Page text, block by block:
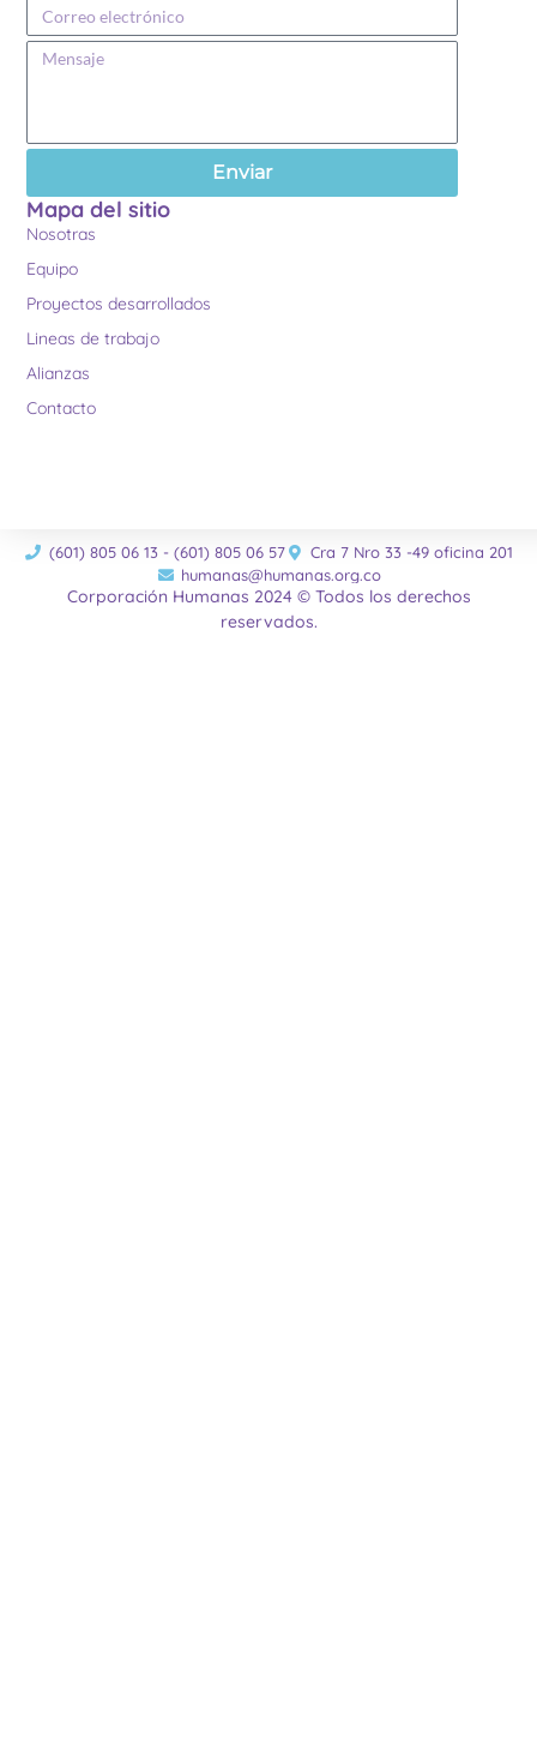
Enviar
Mapa del sitio
Nosotras
Equipo
Proyectos desarrollados
Lineas de trabajo
Alianzas
Contacto
(601) 805 06 13 - (601) 805 06 57
Cra 7 Nro 33 -49 oficina 201
humanas@humanas.org.co
Corporación Humanas 2024 © Todos los derechos
reservados.